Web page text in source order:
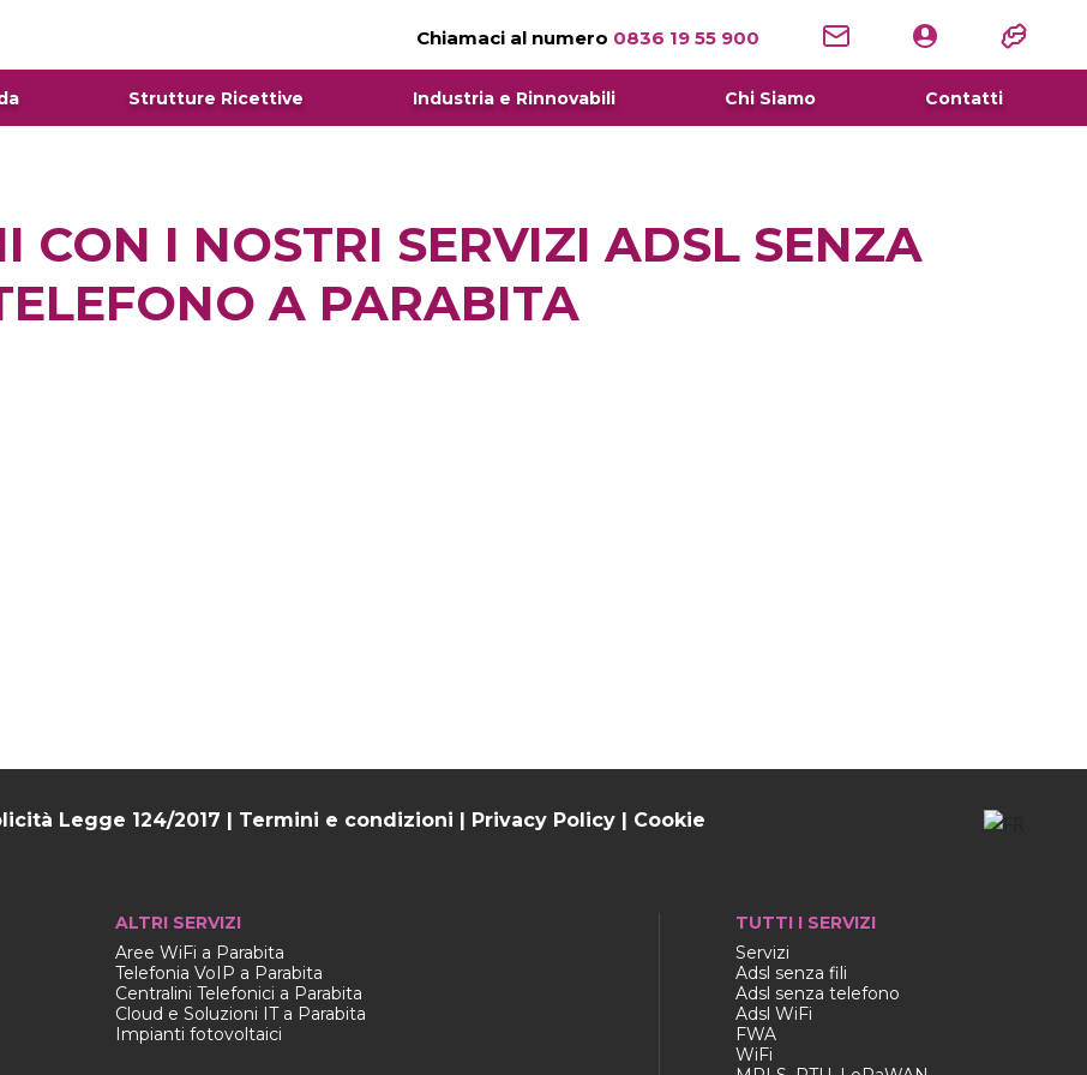
Chiamaci al numero 0836 19 55 900
Strutture Ricettive Industria e Rinnovabili Chi Siamo Contatti
CON I NOSTRI SERVIZI ADSL SENZA
A PARABITA
Legge 124/2017 | Termini e condizioni | Privacy Policy | Cookie
ALTRI SERVIZI
Aree WiFi a Parabita
Telefonia VoIP a Parabita
Centralini Telefonici a Parabita
Cloud e Soluzioni IT a Parabita
Impianti fotovoltaici
TUTTI I SERVIZI
Servizi
Adsl senza fili
Adsl senza telefono
Adsl WiFi
FWA
WiFi